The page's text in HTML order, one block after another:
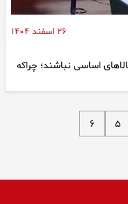
۲۶ اسفند ۱۴۰۴
اساسی نباشند؛ چراکه
۵ ۶